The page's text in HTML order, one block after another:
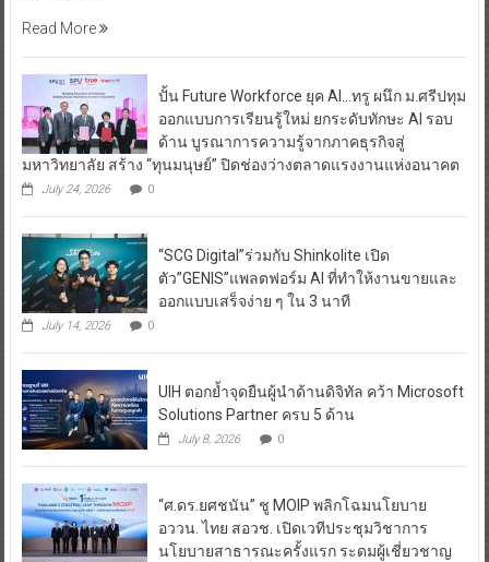
Read More
ปั้น Future Workforce ยุค AI…ทรู ผนึก ม.ศรีปทุม
ออกแบบการเรียนรู้ใหม่ ยกระดับทักษะ AI รอบ
ด้าน บูรณาการความรู้จากภาคธุรกิจสู่
มหาวิทยาลัย สร้าง “ทุนมนุษย์” ปิดช่องว่างตลาดแรงงานแห่งอนาคต
July 24, 2026 0
“SCG Digital”ร่วมกับ Shinkolite เปิด
ตัว”GENIS”แพลตฟอร์ม AI ที่ทำให้งานขายและ
ออกแบบเสร็จง่าย ๆ ใน 3 นาที
July 14, 2026 0
UIH ตอกย้ำจุดยืนผู้นำด้านดิจิทัล คว้า Microsoft
Solutions Partner ครบ 5 ด้าน
July 8, 2026 0
“ศ.ดร.ยศชนัน” ชู MOIP พลิกโฉมนโยบาย
อววน. ไทย สอวช. เปิดเวทีประชุมวิชาการ
นโยบายสาธารณะครั้งแรก ระดมผู้เชี่ยวชาญ